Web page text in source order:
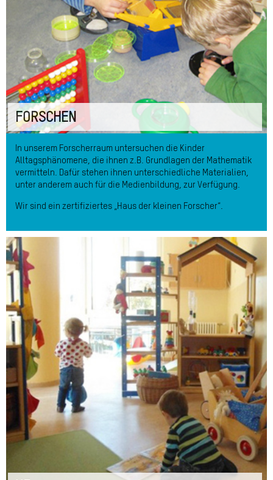
FORSCHEN
In unserem Forscherraum untersuchen die Kinder
Alltagsphänomene, die ihnen z.B. Grundlagen der Mathematik
vermitteln. Dafür stehen ihnen unterschiedliche Materialien,
unter anderem auch für die Medienbildung, zur Verfügung.
Wir sind ein zertifiziertes „Haus der kleinen Forscher“.